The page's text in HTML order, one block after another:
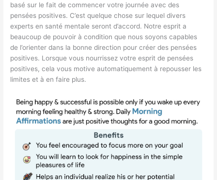
basé sur le fait de commencer votre journée avec des
pensées positives. C’est quelque chose sur lequel divers
experts en santé mentale seront d’accord. Notre esprit a
beaucoup de pouvoir à condition que nous soyons capables
de l’orienter dans la bonne direction pour créer des pensées
positives. Lorsque vous nourrissez votre esprit de pensées
positives, cela vous motive automatiquement à repousser les
limites et à en faire plus.